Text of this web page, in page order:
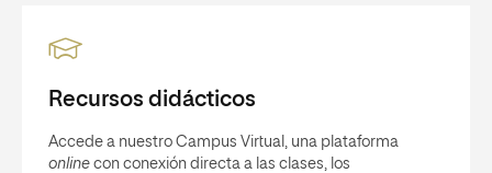
Recursos didácticos
Accede a nuestro Campus Virtual, una plataforma
online con conexión directa a las clases, los